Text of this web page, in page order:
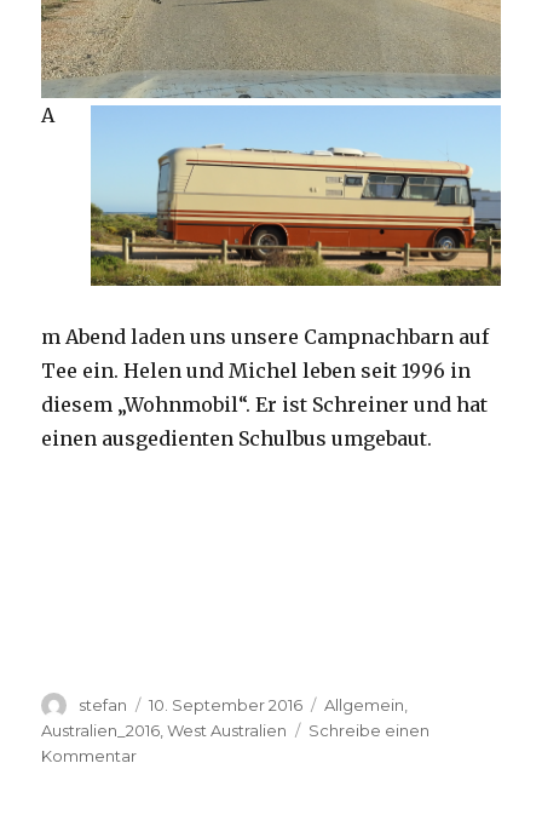
A
m Abend laden uns unsere Campnachbarn auf
Tee ein. Helen und Michel leben seit 1996 in
diesem „Wohnmobil“. Er ist Schreiner und hat
einen ausgedienten Schulbus umgebaut.
Autor
stefan
Veröffentlicht
am
10. September 2016 Kategorien
Allgemein
Australien_2016 ,West Australien
Schreibe einen
Kommentarzu